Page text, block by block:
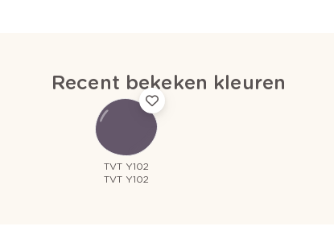
Recent bekeken kleuren
TVT Y102
TVT Y102